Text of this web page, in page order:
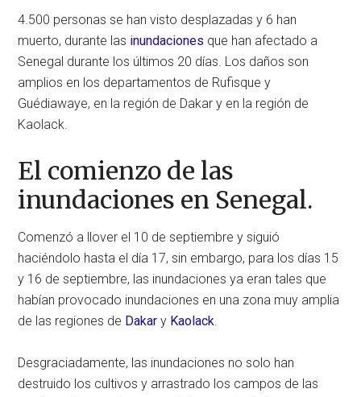
4.500 personas se han visto desplazadas y 6 han
muerto, durante las inundaciones que han afectado a
Senegal durante los últimos 20 días. Los daños son
amplios en los departamentos de Rufisque y
Guédiawaye, en la región de Dakar y en la región de
Kaolack.
El comienzo de las
inundaciones en Senegal.
Comenzó a llover el 10 de septiembre y siguió
haciéndolo hasta el día 17, sin embargo, para los días 15
y 16 de septiembre, las inundaciones ya eran tales que
habían provocado inundaciones en una zona muy amplia
de las regiones de Dakar y Kaolack.
Desgraciadamente, las inundaciones no solo han
destruido los cultivos y arrastrado los campos de las